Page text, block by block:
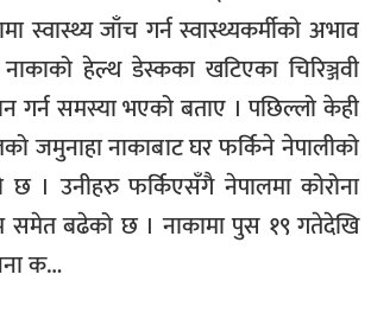
स्वास्थ्य जाँच गर्न स्वास्थ्यकर्मीको अभाव
हेल्थ डेस्कका खटिएका चिरिञ्जवी
गर्न समस्या भएको बताए । पछिल्लो केही
जमुनाहा नाकाबाट घर फर्किने नेपालीको
छ । उनीहरु फर्किएसँगै नेपालमा कोरोना
समेत बढेको छ । नाकामा पुस १९ गतेदेखि
क…